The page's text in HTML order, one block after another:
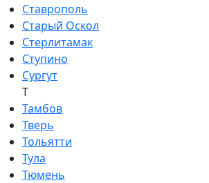
Ставрополь
Старый Оскол
Стерлитамак
Ступино
Сургут
Т
Тамбов
Тверь
Тольятти
Тула
Тюмень